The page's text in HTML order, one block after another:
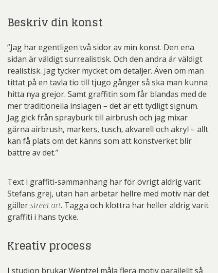
Beskriv din konst
”Jag har egentligen två sidor av min konst. Den ena
sidan är väldigt surrealistisk. Och den andra är väldigt
realistisk. Jag tycker mycket om detaljer. Även om man
tittat på en tavla tio till tjugo gånger så ska man kunna
hitta nya grejor. Samt graffitin som får blandas med de
mer traditionella inslagen – det är ett tydligt signum.
Jag gick från sprayburk till airbrush och jag mixar
gärna airbrush, markers, tusch, akvarell och akryl – allt
kan få plats om det känns som att konstverket blir
bättre av det.”
Text i graffiti-sammanhang har för övrigt aldrig varit
Stefans grej, utan han arbetar hellre med motiv när det
gällerstreet art. Tagga och klottra har heller aldrig varit
graffiti i hans tycke.
Kreativ process
I studion brukar Wentzel måla flera motiv parallellt så